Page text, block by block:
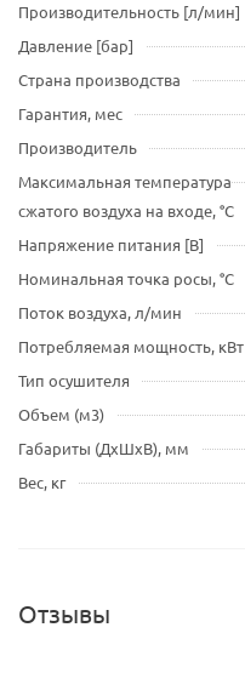
Производительность [л/мин]
Давление [бар]
Страна производства
Гарантия, мес
Производитель
Максимальная температура
сжатого воздуха на входе, °C
Напряжение питания [В]
Номинальная точка росы, °C
Поток воздуха, л/мин
Потребляемая мощность, кВт
Тип осушителя
Объем (м3)
Габариты (ДхШхВ), мм
Вес, кг
Отзывы